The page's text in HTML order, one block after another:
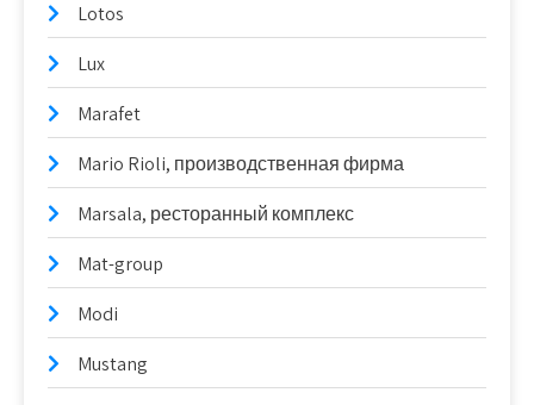
Lotos
Lux
Marafet
Mario Rioli, производственная фирма
Marsala, ресторанный комплекс
Mat-group
Modi
Mustang